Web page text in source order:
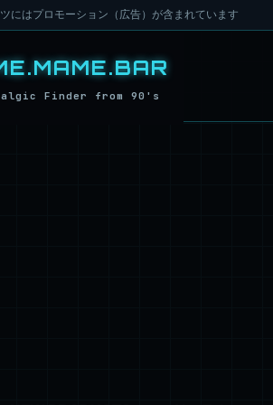
にはプロモーション（広告）が含まれています